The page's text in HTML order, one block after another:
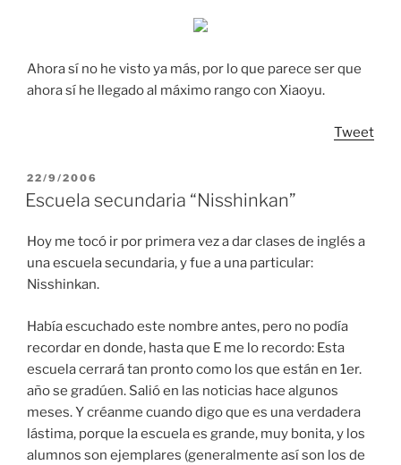
Ahora sí no he visto ya más, por lo que parece ser que
ahora sí he llegado al máximo rango con Xiaoyu.
Tweet
POSTED
ON
22/9/2006
Escuela secundaria “Nisshinkan”
Hoy me tocó ir por primera vez a dar clases de inglés a
una escuela secundaria, y fue a una particular:
Nisshinkan.
Había escuchado este nombre antes, pero no podía
recordar en donde, hasta que E me lo recordo: Esta
escuela cerrará tan pronto como los que están en 1er.
año se gradúen. Salió en las noticias hace algunos
meses. Y créanme cuando digo que es una verdadera
lástima, porque la escuela es grande, muy bonita, y los
alumnos son ejemplares (generalmente así son los de